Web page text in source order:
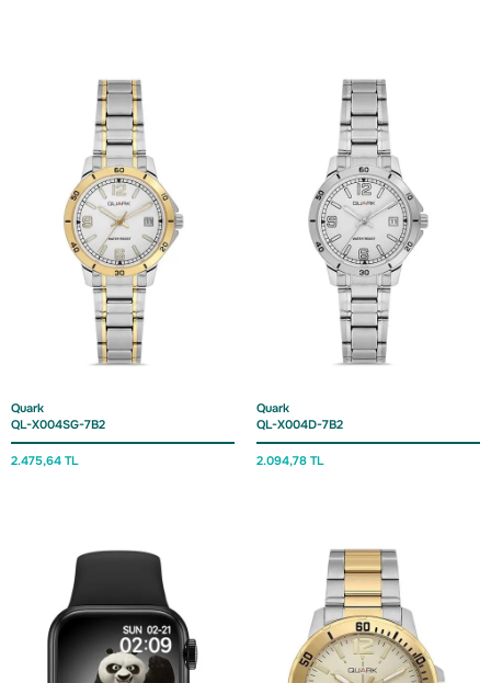
Quark
QL-X004SG-7B2
2.475,64 TL
Quark
QL-X004D-7B2
2.094,78 TL